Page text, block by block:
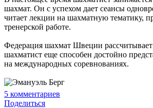
шахмат. Он с успехом дает сеансы
читает лекции на шахматную тематику,
тренерской работе.
Федерация шахмат Швеции рассчитывает
шахматист еще способен достойно
на международных соревнованиях.
5 комментариев
Поделиться